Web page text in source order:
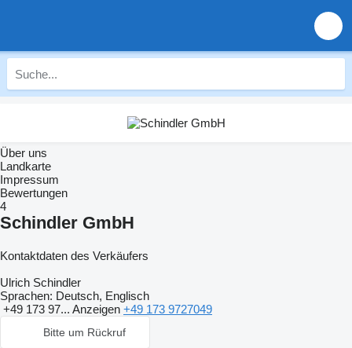
Über uns
Landkarte
Impressum
Bewertungen
4
Schindler GmbH
Kontaktdaten des Verkäufers
Ulrich Schindler
Sprachen: Deutsch, Englisch
+49 173 97... Anzeigen +49 173 9727049
Bitte um Rückruf